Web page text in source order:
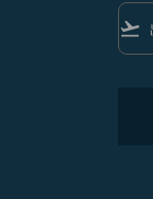
flight_takeoff